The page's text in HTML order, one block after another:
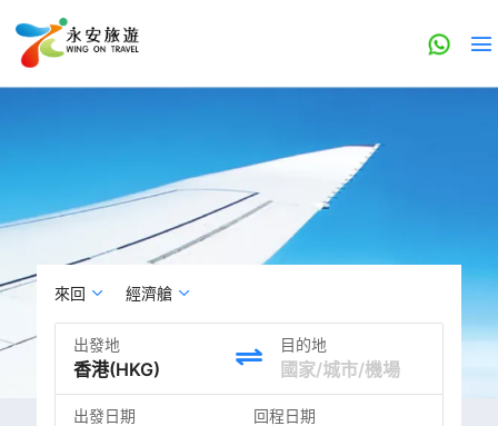
來回 經濟艙
出發地 目的地
出發日期 回程日期